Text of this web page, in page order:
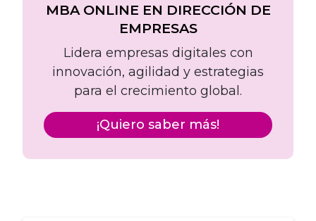
MBA ONLINE EN DIRECCIÓN DE
EMPRESAS
Lidera empresas digitales con
innovación, agilidad y estrategias
para el crecimiento global.
¡Quiero saber más!